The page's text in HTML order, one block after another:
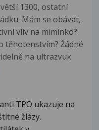
1300, ostatní
Mám se obávat,
vliv na miminko?
těhotenstvím? Žádné
na ultrazvuk
TPO ukazuje na
žlázy.